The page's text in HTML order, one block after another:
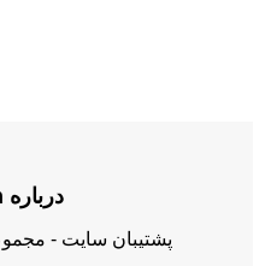
درباره admin
پشتیبان سایت -